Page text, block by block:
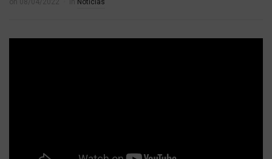
on 08/04/2022 in Noticias